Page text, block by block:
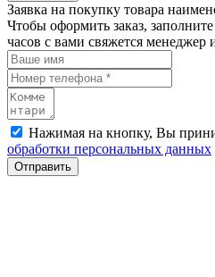
Заявка на покупку товара
Чтобы оформить заказ,
часов с вами свяжется менеджер
Нажимая на кнопку, Вы
обработки персональных данных
Отправить